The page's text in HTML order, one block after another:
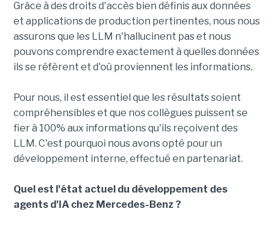
Grâce à des droits d'accès bien définis aux données
et applications de production pertinentes, nous nous
assurons que les LLM n'hallucinent pas et nous
pouvons comprendre exactement à quelles données
ils se réfèrent et d'où proviennent les informations.
Pour nous, il est essentiel que les résultats soient
compréhensibles et que nos collègues puissent se
fier à 100% aux informations qu'ils reçoivent des
LLM. C'est pourquoi nous avons opté pour un
développement interne, effectué en partenariat.
Quel est l'état actuel du développement des
agents d'IA chez Mercedes-Benz ?